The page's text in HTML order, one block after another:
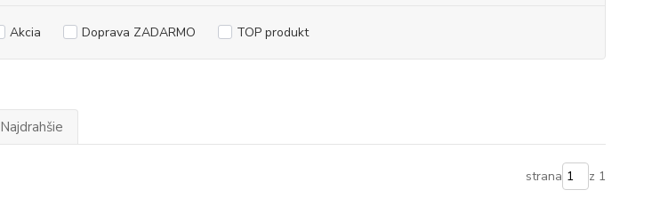
Akcia Doprava ZADARMO TOP produkt
Najdrahšie
strana z 1